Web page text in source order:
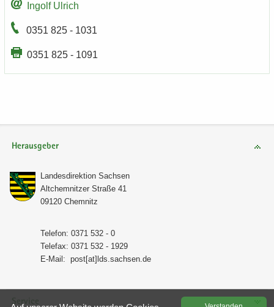
In­golf Ul­rich
0351 825 - 1031
0351 825 - 1091
Herausgeber
Lan­des­di­rek­ti­on Sach­sen
Alt­chem­nit­zer Stra­ße 41
09120 Chem­nitz
Te­le­fon: 0371 532 - 0
Te­le­fax: 0371 532 - 1929
E-​Mail: post[at]lds.sach­sen.de